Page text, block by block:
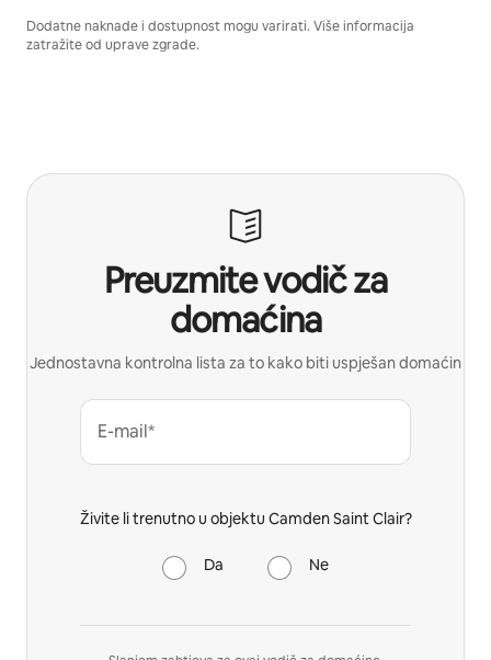
Dodatne naknade i dostupnost mogu varirati. Više informacija
zatražite od uprave zgrade.
Preuzmite vodič za
domaćina
Jednostavna kontrolna lista za to kako biti uspješan domaćin
E-mail*
Živite li trenutno u objektu Camden Saint Clair?
Da Ne